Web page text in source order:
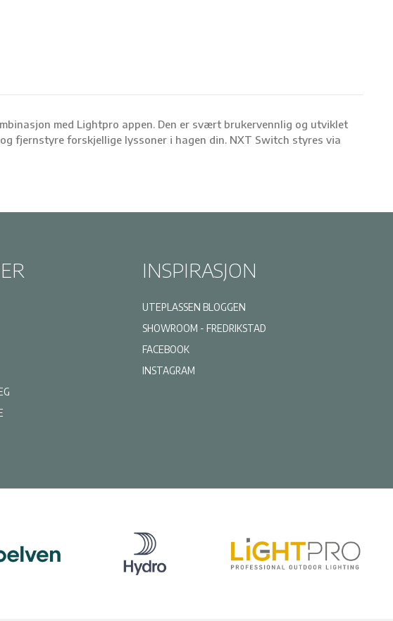
med Lightpro appen. Den er svært brukervennlig og utviklet
fjernstyre forskjellige lyssoner i hagen din. NXT Switch styres via
INSPIRASJON
UTEPLASSEN BLOGGEN
SHOWROOM - FREDRIKSTAD
FACEBOOK
INSTAGRAM